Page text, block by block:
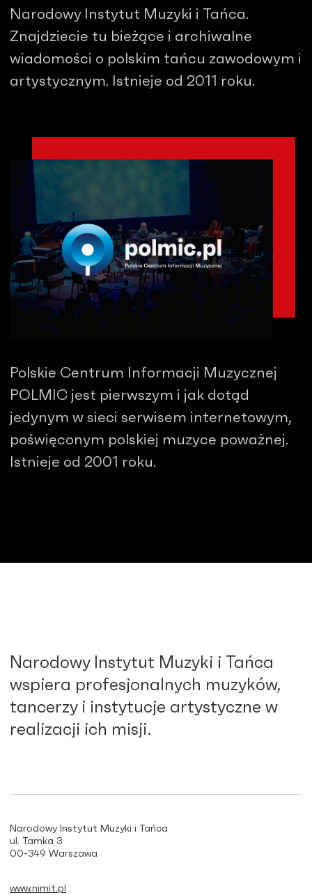
Narodowy Instytut Muzyki i Tańca.
Znajdziecie tu bieżące i archiwalne
wiadomości o polskim tańcu zawodowym i
artystycznym. Istnieje od 2011 roku.
Polskie Centrum Informacji Muzycznej
POLMIC jest pierwszym i jak dotąd
jedynym w sieci serwisem internetowym,
poświęconym polskiej muzyce poważnej.
Istnieje od 2001 roku.
Narodowy Instytut Muzyki i Tańca
wspiera profesjonalnych muzyków,
tancerzy i instytucje artystyczne w
realizacji ich misji.
Narodowy Instytut Muzyki i Tańca
ul. Tamka 3
00-349 Warszawa
www.nimit.pl